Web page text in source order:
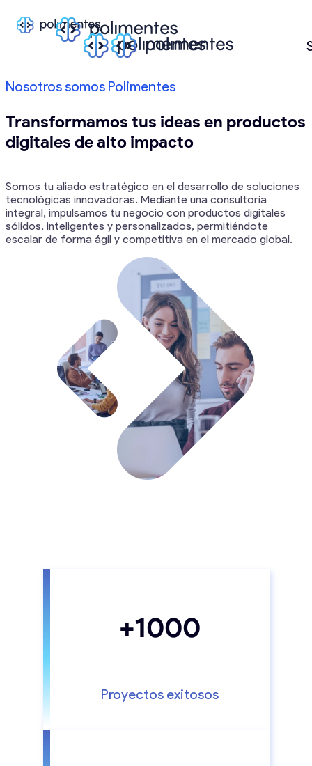
Nosotros somos Polimentes
Transformamos tus ideas en productos
digitales de alto impacto
Somos tu aliado estratégico en el desarrollo de soluciones
tecnológicas innovadoras. Mediante una consultoría
integral, impulsamos tu negocio con productos digitales
sólidos, inteligentes y personalizados, permitiéndote
escalar de forma ágil y competitiva en el mercado global.
+1000
Proyectos exitosos